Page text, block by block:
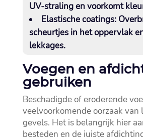
UV-straling en voorkomt
Elastische coatings:
scheurtjes in het oppervlak
lekkages.​
Voegen en
gebruiken
Beschadigde of eroderende
veelvoorkomende oorzaak van
gevels.​ Het is belangrijk hier
besteden en de juiste